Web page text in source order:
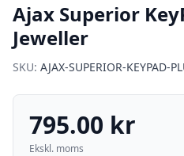
Ajax Superior
Jeweller
SKU: AJAX-SUPERIOR-KEYPAD-
795.00 kr
Ekskl. moms